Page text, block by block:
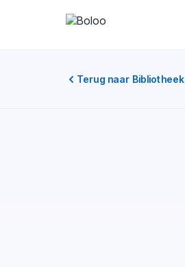
Terug naar Bibliotheek